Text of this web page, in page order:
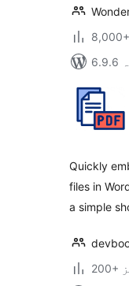
Quickly
files in
a simple